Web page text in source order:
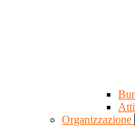
Organizzazione